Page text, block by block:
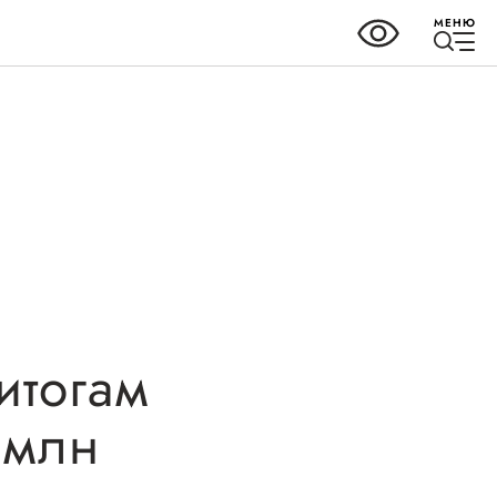
МЕНЮ
Организации,
Интерактивные сервисы